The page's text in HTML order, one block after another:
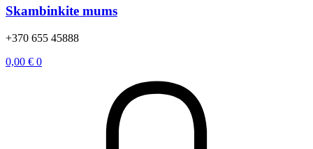
Skambinkite mums
+370 655 45888
0,00 € 0